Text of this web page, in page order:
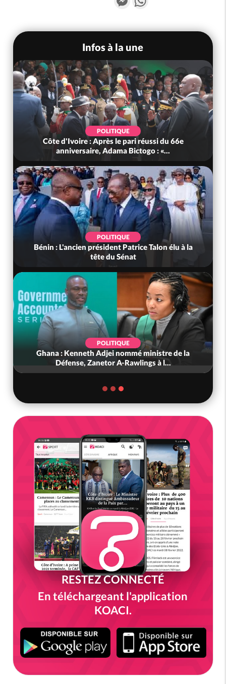
Infos à la une
POLITIQUE
Côte d'Ivoire : Après le pari réussi du 66e
anniversaire, Adama Bictogo : «...
POLITIQUE
Bénin : L'ancien président Patrice Talon élu à la
tête du Sénat
POLITIQUE
Ghana : Kenneth Adjei nommé ministre de la
Défense, Zanetor A-Rawlings à l...
RESTEZ CONNECTÉ
En téléchargeant l'application
KOACI.